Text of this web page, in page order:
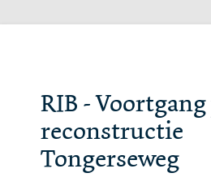
RIB -
reconstructie
Tongerseweg